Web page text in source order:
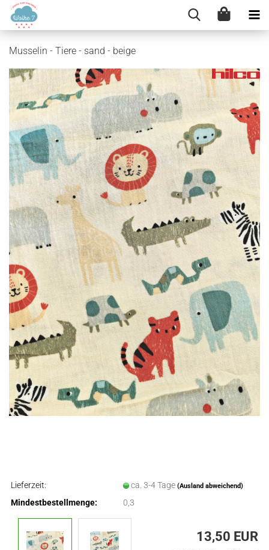
Musselin - Tiere - sand - beige
Lieferzeit: ca. 3-4 Tage (Ausland abweichend)
Mindestbestellmenge: 0,3
13,50 EUR